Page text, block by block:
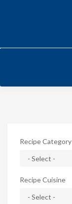
Recipe Category
Recipe Cuisine